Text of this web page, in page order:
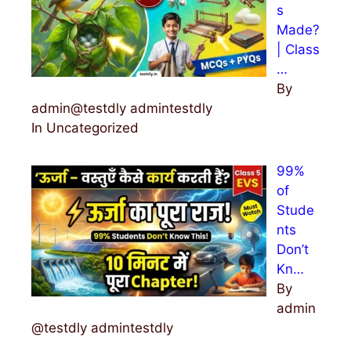
s
Made?
| Class
…
By
admin@testdly admintestdly
In Uncategorized
99%
of
Stude
nts
Don’t
Kn…
By
admin
@testdly admintestdly